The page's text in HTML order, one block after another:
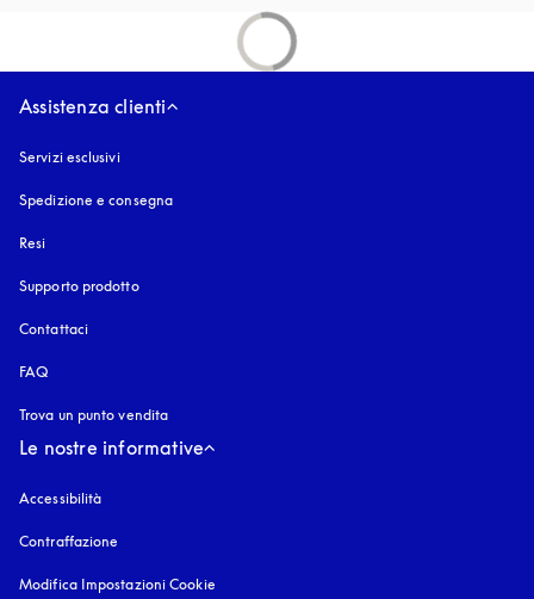
Assistenza clienti
Servizi esclusivi
Spedizione e consegna
Resi
Supporto prodotto
Contattaci
FAQ
Trova un punto vendita
Le nostre informative
Accessibilità
Contraffazione
Modifica Impostazioni Cookie